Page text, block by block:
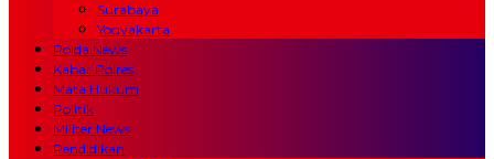
Surabaya
Yogyakarta
Polda News
Kabar Polres
Mata Hukum
Politik
Militer News
Pendidikan